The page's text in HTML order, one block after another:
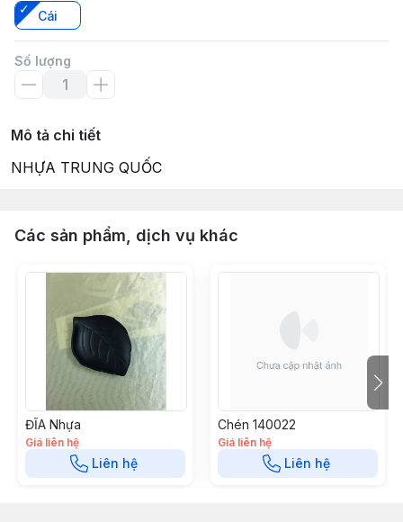
Cái
Số lượng
Mô tả chi tiết
NHỰA TRUNG QUỐC
Các sản phẩm, dịch vụ khác
ĐĨA Nhựa
Giá liên hệ
Liên hệ
Chén 140022
Giá liên hệ
Liên hệ